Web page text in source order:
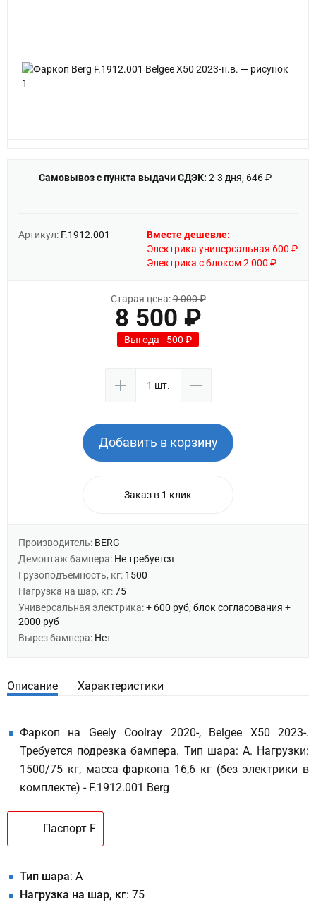
Самовывоз с пункта выдачи СДЭК: 2-3 дня, 646 ₽
Артикул: F.1912.001
Вместе дешевле:
Электрика универсальная 600 ₽
Электрика с блоком 2 000 ₽
Старая цена:9 000 ₽
8 500 ₽
Выгода - 500 ₽
Добавить в корзину
Заказ в 1 клик
Производитель: BERG
Демонтаж бампера: Не требуется
Грузоподъемность, кг: 1500
Нагрузка на шар, кг:75
Универсальная электрика:+ 600 руб, блок согласования +
2000 руб
Вырез бампера: Нет
Описание Характеристики
Фаркоп на Geely Coolray 2020-, Belgee X50 2023-.
Требуется подрезка бампера. Тип шара: A. Нагрузки:
1500/75 кг, масса фаркопа 16,6 кг (без электрики в
комплекте) - F.1912.001 Berg
Паспорт F
Тип шара: A
Нагрузка на шар, кг: 75